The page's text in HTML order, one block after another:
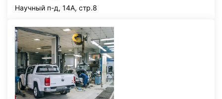
Научный п-д, 14А, стр.8